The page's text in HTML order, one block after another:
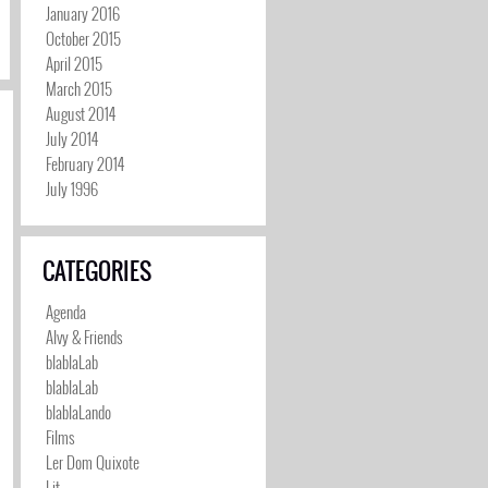
January 2016
October 2015
April 2015
March 2015
August 2014
July 2014
February 2014
July 1996
CATEGORIES
Agenda
Alvy & Friends
blablaLab
blablaLab
blablaLando
Films
Ler Dom Quixote